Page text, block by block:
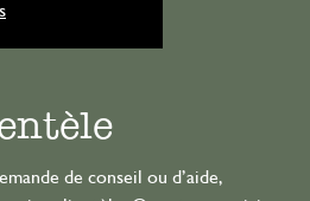
de conseil ou d’aide,